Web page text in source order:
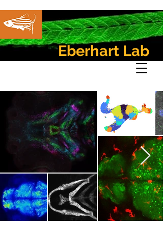
Eberhart Lab